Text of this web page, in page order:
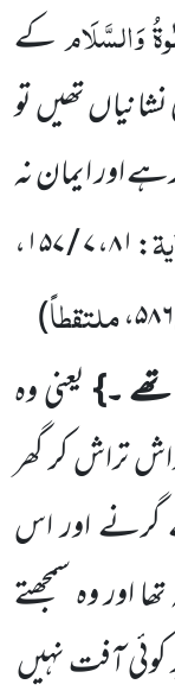
وَالسَّلَامکے
تھیںتو
اور ایمان نہ
: ۸۱، ۷ / ۱۵۷،
ملتقطاً)
تھے ۔}یعنی وہ
تراش کر گھر
اور اس
اور وہ سمجھتے
آفت نہیں